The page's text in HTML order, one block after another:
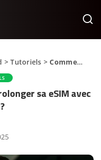
>Tutoriels >Comment recharger ou prolonger sa eSIM avec Saily ?
sa eSIM avec